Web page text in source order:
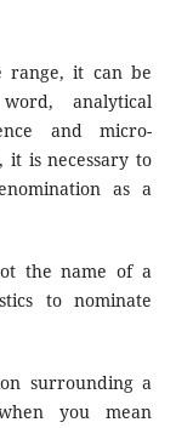
range, it can be
analytical
and micro-
it is necessary to
as a
the name of a
to nominate
surrounding a
you mean